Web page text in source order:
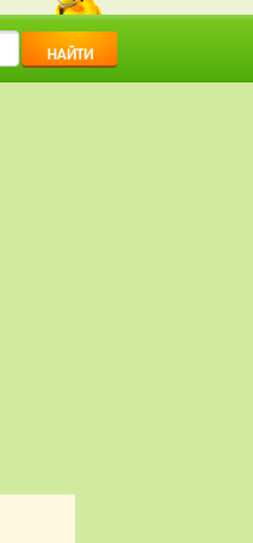
НАЙТИ